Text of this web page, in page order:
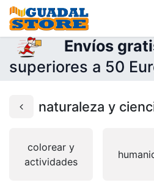
Envíos
superiores a 50
naturaleza y
colorear y
actividades